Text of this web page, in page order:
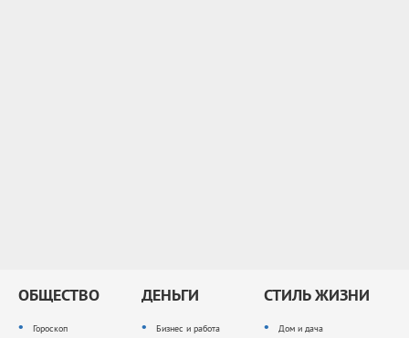
ОБЩЕСТВО
Гороскоп
ДЕНЬГИ
Бизнес и работа
СТИЛЬ ЖИЗНИ
Дом и дача